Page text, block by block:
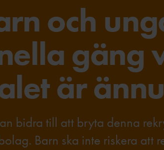
och
gäng
är
bidra till att bryta denna
Barn ska inte riskera att